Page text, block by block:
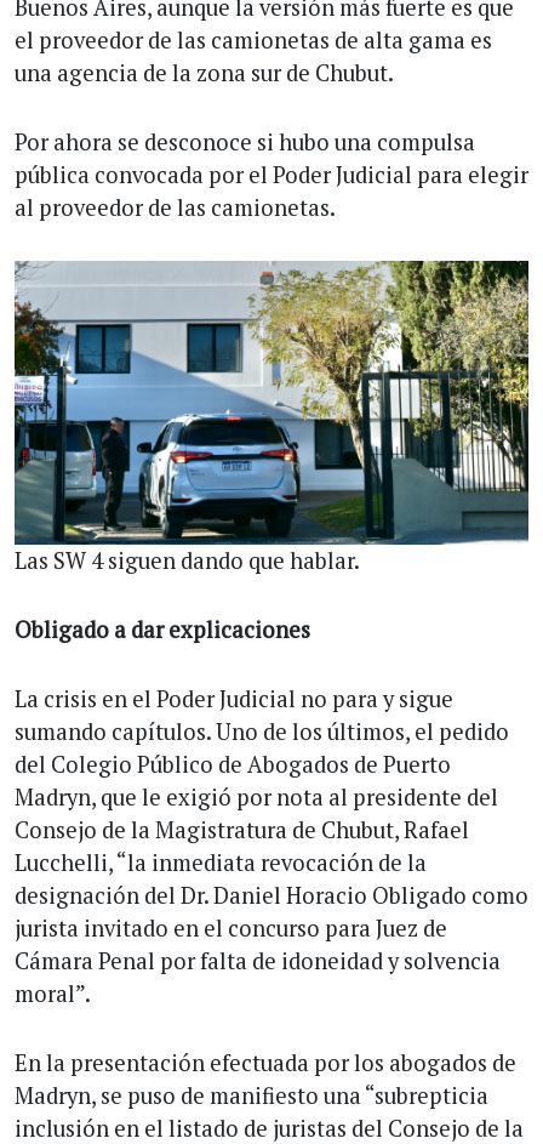
Buenos Aires, aunque la versión más fuerte es que
el proveedor de las camionetas de alta gama es
una agencia de la zona sur de Chubut.
Por ahora se desconoce si hubo una compulsa
pública convocada por el Poder Judicial para elegir
al proveedor de las camionetas.
Las SW 4 siguen dando que hablar.
Obligado a dar explicaciones
La crisis en el Poder Judicial no para y sigue
sumando capítulos. Uno de los últimos, el pedido
del Colegio Público de Abogados de Puerto
Madryn, que le exigió por nota al presidente del
Consejo de la Magistratura de Chubut, Rafael
Lucchelli, “la inmediata revocación de la
designación del Dr. Daniel Horacio Obligado como
jurista invitado en el concurso para Juez de
Cámara Penal por falta de idoneidad y solvencia
moral”.
En la presentación efectuada por los abogados de
Madryn, se puso de manifiesto una “subrepticia
inclusión en el listado de juristas del Consejo de la